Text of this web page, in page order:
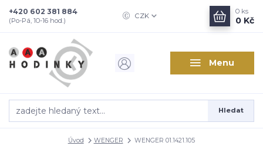
Menu
CZK
Hledat
+420 602 381 884
(Po-Pá, 10-16 hod.)
0 ks
0 Kč
Úvod WENGER WENGER 01.1421.105